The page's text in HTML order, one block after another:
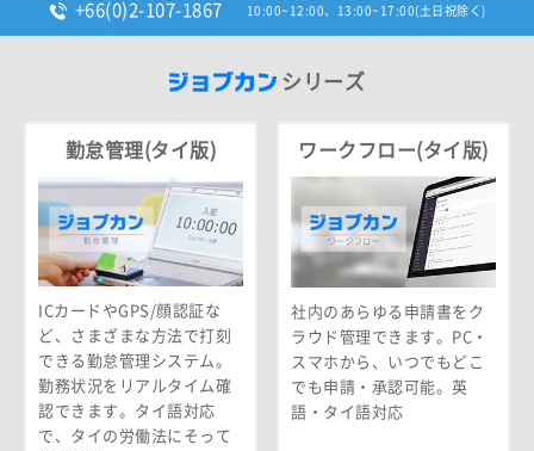
+66(0)2-107-1867 10:00~12:00、13:00~17:00(土日祝除く)
シリーズ
勤怠管理(タイ版)
ICカードやGPS/顔認証な
ど、さまざまな方法で打刻
できる勤怠管理システム。
勤務状況をリアルタイム確
認できます。タイ語対応
で、タイの労働法にそって
ワークフロー(タイ版)
社内のあらゆる申請書をク
ラウド管理できます。PC・
スマホから、いつでもどこ
でも申請・承認可能。英
語・タイ語対応